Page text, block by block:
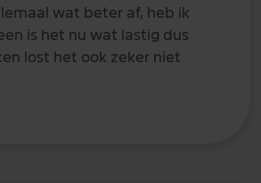
wat beter af, heb ik
is het nu wat lastig dus
lost het ook zeker niet